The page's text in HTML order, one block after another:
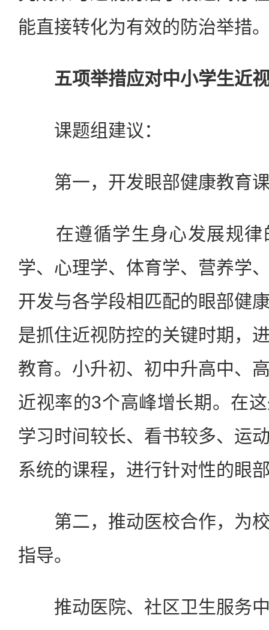
能直接转化为有效的防治举措
五项举措应对中小学生近
课题组建议：
第一，开发眼部健康教育课
在遵循学生身心发展规律
学、心理学、体育学、营养学
开发与各学段相匹配的眼部健
是抓住近视防控的关键时期，
教育。小升初、初中升高中、
近视率的3个高峰增长期。在
学习时间较长、看书较多、运
系统的课程，进行针对性的眼
第二，推动医校合作，为校
指导。
推动医院、社区卫生服务中